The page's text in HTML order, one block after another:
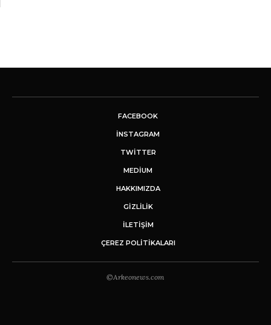
FACEBOOK
INSTAGRAM
TWITTER
MEDIUM
HAKKIMIZDA
GİZLİLİK
İLETIŞIM
ÇEREZ POLITIKALARI
©Arkeonews.com